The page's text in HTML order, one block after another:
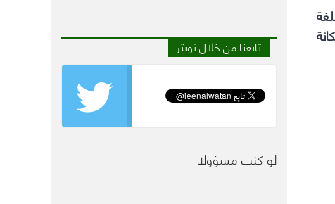
تابعنا من خلال تويتر
لو كنت مسؤولا